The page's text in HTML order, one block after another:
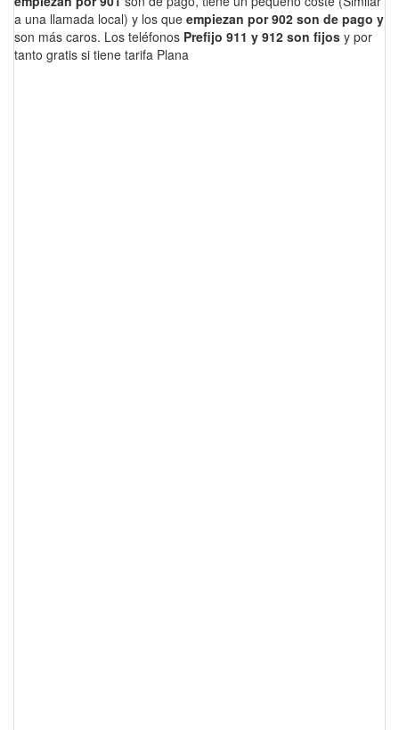
a una llamada local) y los que empiezan por 902 son de pago y
son más caros. Los teléfonos Prefijo 911 y 912 son fijos y por
tanto gratis si tiene tarifa Plana